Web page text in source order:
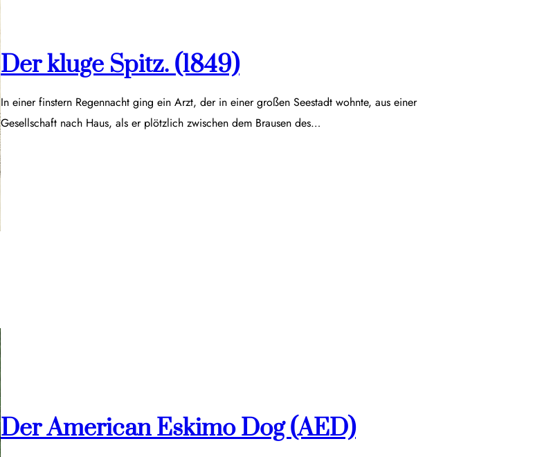
Der kluge Spitz. (1849)
In einer finstern Regennacht ging ein Arzt, der in einer großen Seestadt wohnte, aus einer
Gesellschaft nach Haus, als er plötzlich zwischen dem Brausen des…
Der American Eskimo Dog (AED)